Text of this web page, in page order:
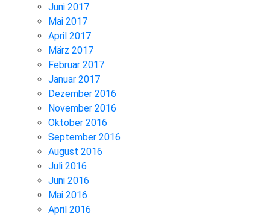
Juni 2017
Mai 2017
April 2017
März 2017
Februar 2017
Januar 2017
Dezember 2016
November 2016
Oktober 2016
September 2016
August 2016
Juli 2016
Juni 2016
Mai 2016
April 2016